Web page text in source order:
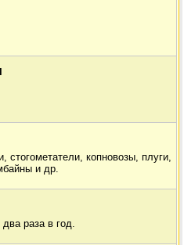
стогометатели, копновозы, плуги,
и др.
раза в год.